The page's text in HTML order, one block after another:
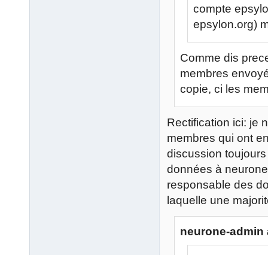
compte
epsylon.org)
Comme dis
membres
copie, ci les
Rectification ici: je
membres qui ont
discussion
données à
responsable des
laquelle une
neurone-admin